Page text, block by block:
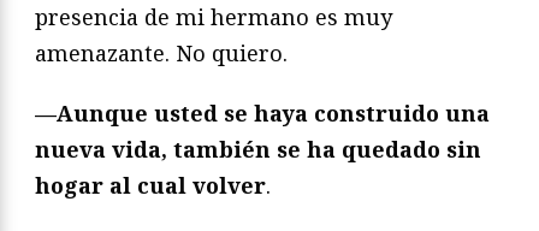
presencia de mi hermano es muy
amenazante. No quiero.
—Aunque usted se haya construido una
nueva vida, también se ha quedado sin
hogar al cual volver.